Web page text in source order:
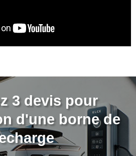
3 devis pour
d'une borne de